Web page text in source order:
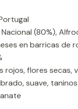
(80%),
en barricas de
rojos, flores secas,
suave,